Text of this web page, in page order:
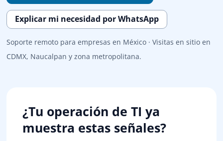
Explicar mi necesidad por WhatsApp
Soporte remoto para empresas en México · Visitas en sitio en
CDMX, Naucalpan y zona metropolitana.
¿Tu operación de TI ya
muestra estas señales?